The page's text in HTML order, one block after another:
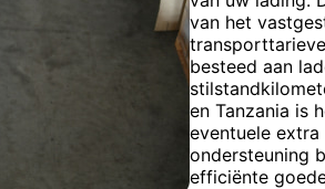
van het
besteed aan
en Tanzania is
eventuele
ondersteuning
efficiënte